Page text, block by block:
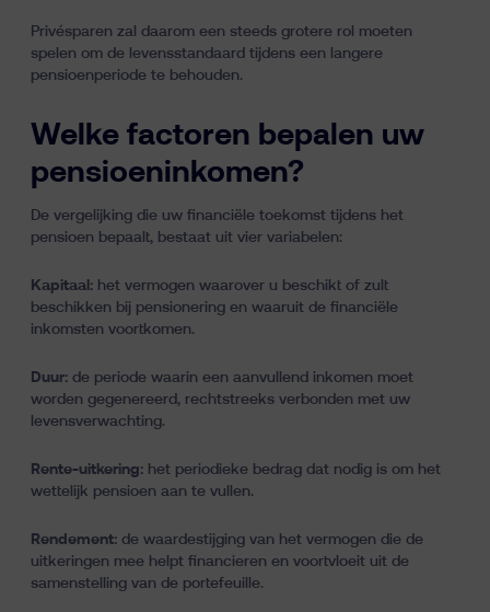
Privésparen zal daarom een steeds grotere rol moeten
spelen om de levensstandaard tijdens een langere
pensioenperiode te behouden.
Welke factoren bepalen uw
pensioeninkomen?
De vergelijking die uw financiële toekomst tijdens het
pensioen bepaalt, bestaat uit vier variabelen:
Kapitaal: het vermogen waarover u beschikt of zult
beschikken bij pensionering en waaruit de financiële
inkomsten voortkomen.
Duur: de periode waarin een aanvullend inkomen moet
worden gegenereerd, rechtstreeks verbonden met uw
levensverwachting.
Rente-uitkering: het periodieke bedrag dat nodig is om het
wettelijk pensioen aan te vullen.
Rendement: de waardestijging van het vermogen die de
uitkeringen mee helpt financieren en voortvloeit uit de
samenstelling van de portefeuille.